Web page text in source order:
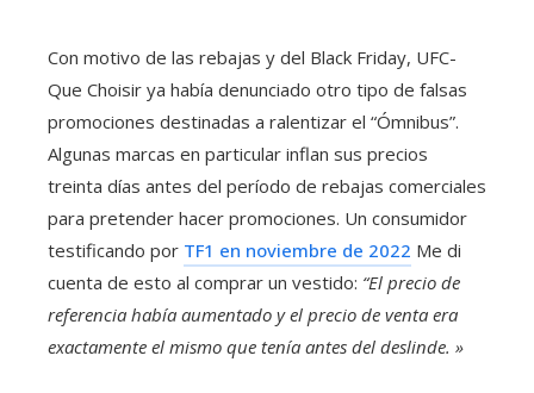
Con motivo de las rebajas y del Black Friday, UFC-
Que Choisir ya había denunciado otro tipo de falsas
promociones destinadas a ralentizar el “Ómnibus”.
Algunas marcas en particular inflan sus precios
treinta días antes del período de rebajas comerciales
para pretender hacer promociones. Un consumidor
testificando por TF1 en noviembre de 2022 Me di
cuenta de esto al comprar un vestido: “El precio de
referencia había aumentado y el precio de venta era
exactamente el mismo que tenía antes del deslinde. »